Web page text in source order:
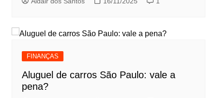
FINANÇAS
Aluguel de carros São Paulo: vale a
pena?